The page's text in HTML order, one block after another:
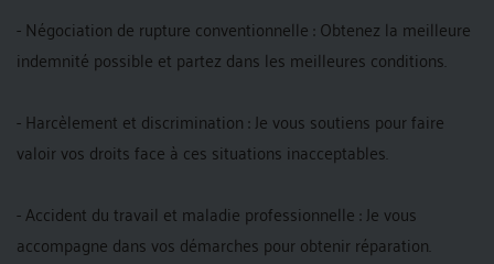
- Négociation de rupture conventionnelle : Obtenez la meilleure
indemnité possible et partez dans les meilleures conditions.
- Harcèlement et discrimination : Je vous soutiens pour faire
valoir vos droits face à ces situations inacceptables.
- Accident du travail et maladie professionnelle : Je vous
accompagne dans vos démarches pour obtenir réparation.